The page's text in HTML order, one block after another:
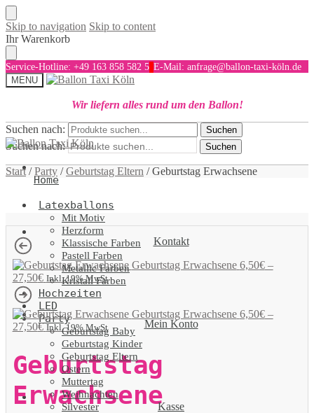
Skip to navigation Skip to content
Ihr Warenkorb
Service-Hotline: +49 163 858 582 5 E-Mail: anfrage@ballon-taxi-köln.de
MENU
Wir liefern alles rund um den Ballon!
Suchen nach: Suchen
Kontakt
Mein Konto
Kasse
Suchen nach: Suchen
Home
Latexballons
Mit Motiv
Herzform
Klassische Farben
Pastell Farben
Metallic Farben
Kristall Farben
Hochzeiten
LED
Party
Geburtstag Baby
Geburtstag Kinder
Geburtstag Eltern
Ostern
Muttertag
Weihnachten
Silvester
Start /Party /Geburtstag Eltern /Geburtstag Erwachsene
Geburtstag Erwachsene 6,50€–
27,50€ Inkl. 19% MwSt
Geburtstag Erwachsene 6,50€–
27,50€ Inkl. 19% MwSt
Geburtstag
Erwachsene